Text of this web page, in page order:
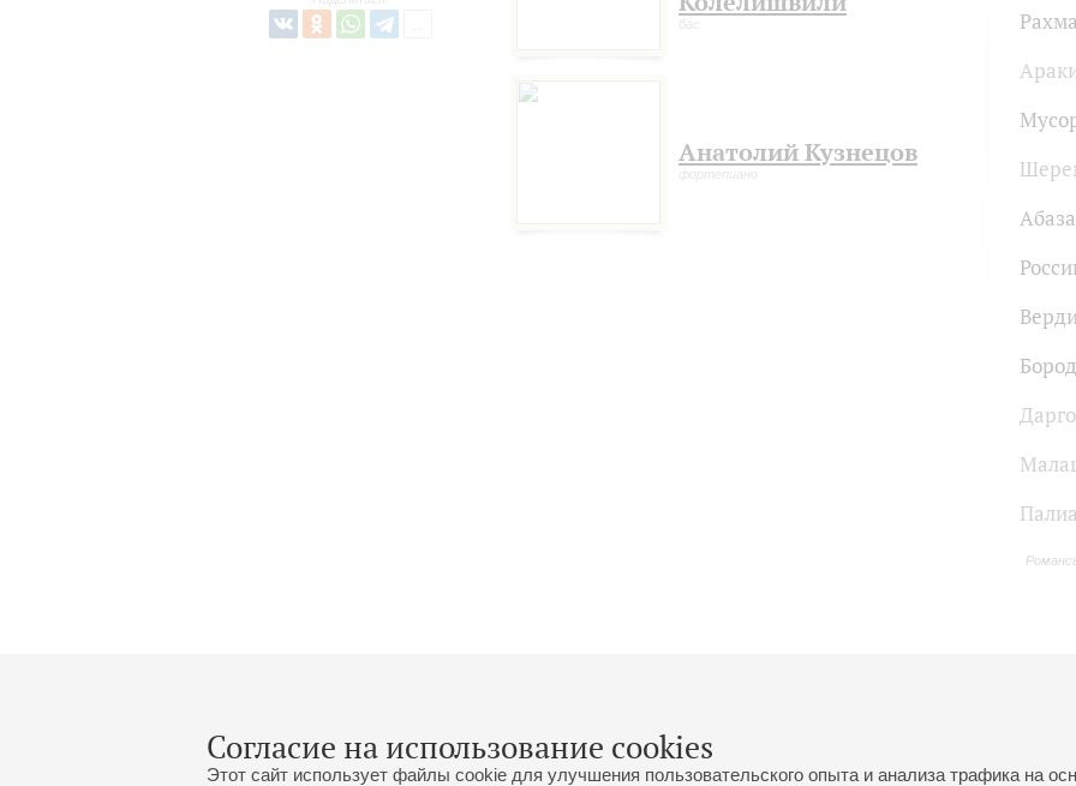
Согласие на использование cookies
Этот сайт использует файлы cookie для улучшения пользовательского опыта и анализа трафика на
бас
Анатолий Кузнецов
фортепиано
Абаза